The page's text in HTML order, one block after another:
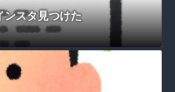
ンスタ見つけた